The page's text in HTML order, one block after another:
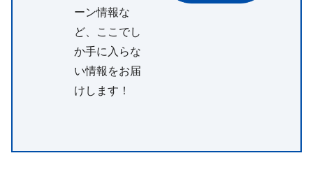
ーン情報な
ど、ここでし
か手に入らな
い情報をお届
けします！